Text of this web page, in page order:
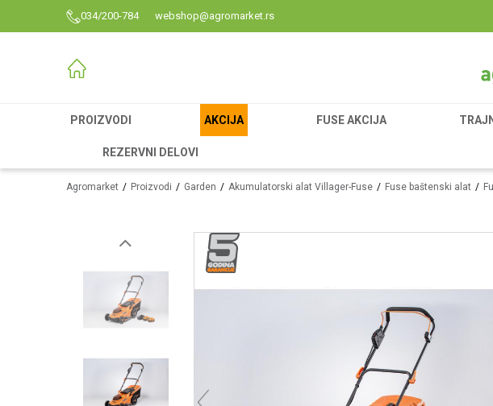
034/200-784 webshop@agromarket.rs
PROIZVODI AKCIJA FUSE AKCIJA
REZERVNI DELOVI
Agromarket Proizvodi Garden Akumulatorski alat Villager-Fuse Fuse baštenski alat